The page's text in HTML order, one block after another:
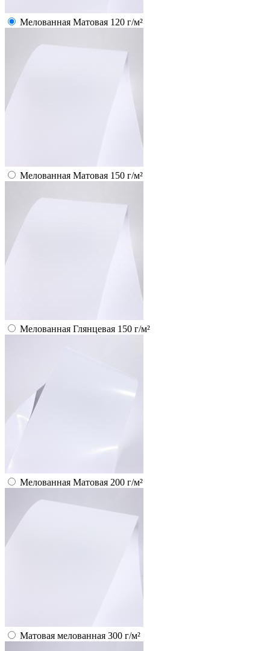
Мелованная Матовая 120 г/м²
Мелованная Матовая 150 г/м²
Мелованная Глянцевая 150 г/м²
Мелованная Матовая 200 г/м²
Матовая мелованная 300 г/м²